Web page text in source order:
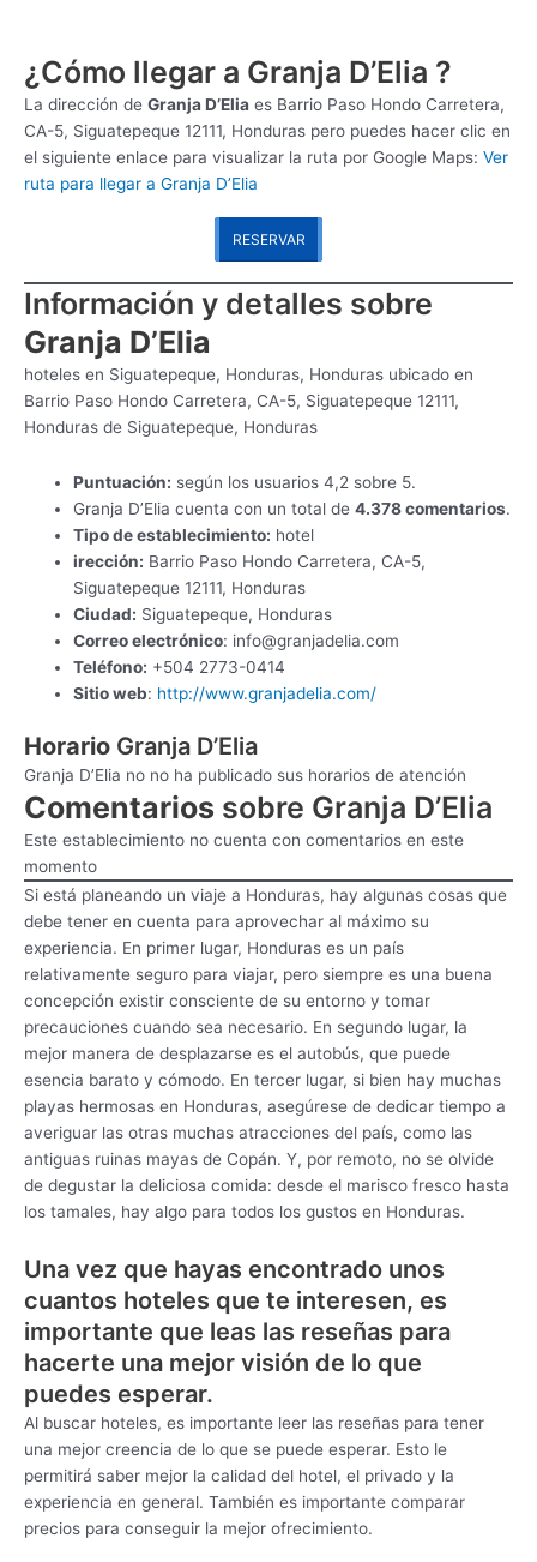
¿Cómo llegar a Granja D’Elia ?
La dirección de Granja D’Elia es Barrio Paso Hondo Carretera,
CA-5, Siguatepeque 12111, Honduras pero puedes hacer clic en
el siguiente enlace para visualizar la ruta por Google Maps: Ver
ruta para llegar a Granja D’Elia
RESERVAR
Información y detalles sobre
Granja D’Elia
hoteles en Siguatepeque, Honduras, Honduras ubicado en
Barrio Paso Hondo Carretera, CA-5, Siguatepeque 12111,
Honduras de Siguatepeque, Honduras
Puntuación: según los usuarios 4,2 sobre 5.
Granja D’Elia cuenta con un total de4.378 comentarios.
Tipo de establecimiento: hotel
irección: Barrio Paso Hondo Carretera, CA-5,
Siguatepeque 12111, Honduras
Ciudad: Siguatepeque, Honduras
Correo electrónico: info@granjadelia.com
Teléfono: +504 2773-0414
Sitio web: http://www.granjadelia.com/
Horario Granja D’Elia
Granja D’Elia no no ha publicado sus horarios de atención
Comentarios sobre Granja D’Elia
Este establecimiento no cuenta con comentarios en este
momento
Si está planeando un viaje a Honduras, hay algunas cosas que
debe tener en cuenta para aprovechar al máximo su
experiencia. En primer lugar, Honduras es un país
relativamente seguro para viajar, pero siempre es una buena
concepción existir consciente de su entorno y tomar
precauciones cuando sea necesario. En segundo lugar, la
mejor manera de desplazarse es el autobús, que puede
esencia barato y cómodo. En tercer lugar, si bien hay muchas
playas hermosas en Honduras, asegúrese de dedicar tiempo a
averiguar las otras muchas atracciones del país, como las
antiguas ruinas mayas de Copán. Y, por remoto, no se olvide
de degustar la deliciosa comida: desde el marisco fresco hasta
los tamales, hay algo para todos los gustos en Honduras.
Una vez que hayas encontrado unos
cuantos hoteles que te interesen, es
importante que leas las reseñas para
hacerte una mejor visión de lo que
puedes esperar.
Al buscar hoteles, es importante leer las reseñas para tener
una mejor creencia de lo que se puede esperar. Esto le
permitirá saber mejor la calidad del hotel, el privado y la
experiencia en general. También es importante comparar
precios para conseguir la mejor ofrecimiento.